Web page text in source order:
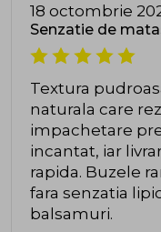
18 octombrie
Senzatie de
Textura
naturala care
impachetare
incantat, iar
rapida. Buzele
fara senzatia
balsamuri.